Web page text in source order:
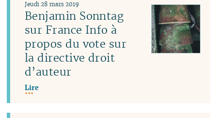
Benjamin Sonntag
sur France Info à
propos du vote sur
la directive droit
d’auteur
Jeudi 28 mars 2019
Lire